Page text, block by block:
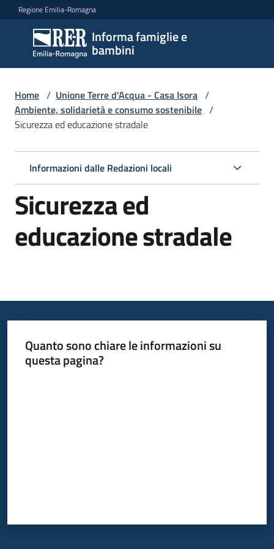
Vai al contenuto
Vai alla navigazione
Vai al footer
Regione Emilia-Romagna
Informa famiglie e
bambini
Informa
famiglie
e
bambini
Centri
per
Informazioni
Home / Unione Terre d'Acqua - Casa Isora /
Ambiente, solidarietà e consumo sostenibile /
Sicurezza ed educazione stradale
Informazioni dalle Redazioni locali
Sicurezza ed
educazione stradale
Quanto sono chiare le informazioni su
questa pagina?